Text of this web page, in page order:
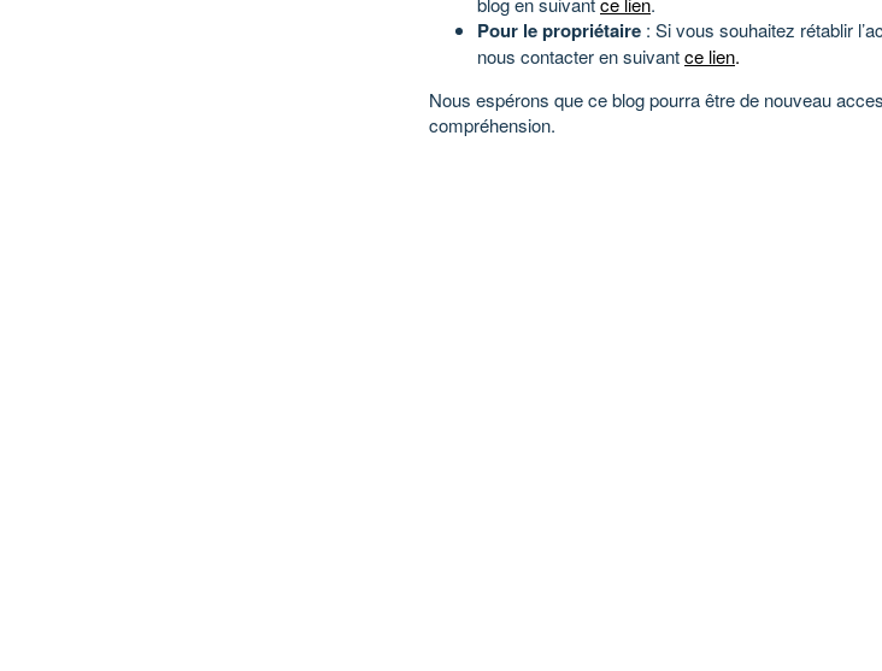
Pour le propriétaire : Si vous souhaitez rétablir
nous contacter en suivantce lien.
Nous espérons que ce blog pourra être de nouveau
compréhension.